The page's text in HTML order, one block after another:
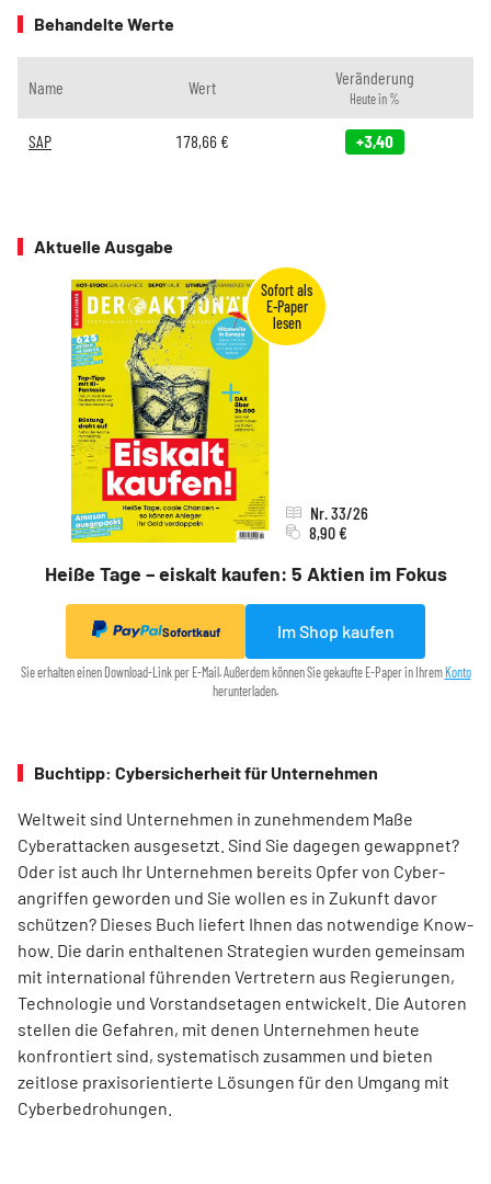
Behandelte Werte
Name Wert Veränderung
Heute in %
SAP 178,66 € +3,40
Aktuelle Ausgabe
Heiße Tage – eiskalt kaufen: 5 Aktien im Fokus
Nr. 33/26
8,90 €
Sofortkauf Im Shop kaufen
Sie erhalten einen Download-Link per E-Mail. Außerdem können Sie gekaufte E-Paper in Ihrem Konto
herunterladen.
Buchtipp: Cybersicherheit für Unternehmen
Weltweit sind Unternehmen in zunehmendem Maße
Cyberattacken ausgesetzt. Sind Sie dagegen gewappnet?
Oder ist auch Ihr Unternehmen bereits Opfer von Cyber-
angriffen geworden und Sie wollen es in Zukunft davor
schützen? Dieses Buch liefert Ihnen das notwendige Know-
how. Die darin enthaltenen Strategien wurden gemeinsam
mit international führenden Vertretern aus Regierungen,
Technologie und Vorstandsetagen entwickelt. Die Autoren
stellen die Gefahren, mit denen Unternehmen heute
konfrontiert sind, systematisch zusammen und bieten
zeitlose praxisorientierte Lösungen für den Umgang mit
Cyberbedrohungen.